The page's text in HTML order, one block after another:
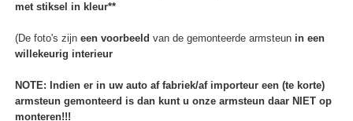
met stiksel in kleur**
(De foto's zijn een voorbeeld van de gemonteerde armsteun in een
willekeurig interieur
NOTE: Indien er in uw auto af fabriek/af importeur een (te korte)
armsteun gemonteerd is dan kunt u onze armsteun daar NIET op
monteren!!!